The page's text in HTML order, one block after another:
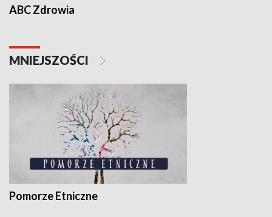
ABC Zdrowia
MNIEJSZOŚCI
Pomorze Etniczne